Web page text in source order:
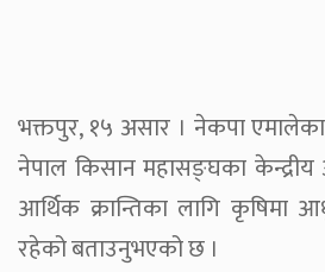
भक्तपुर, १५ असार । नेकपा
नेपाल किसान महासङ्घका
आर्थिक क्रान्तिका लागि
रहेको बताउनुभएको छ ।